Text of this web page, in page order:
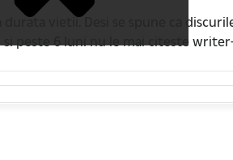
vietii. Desi se spune ca
si peste 6 luni nu le mai citeste